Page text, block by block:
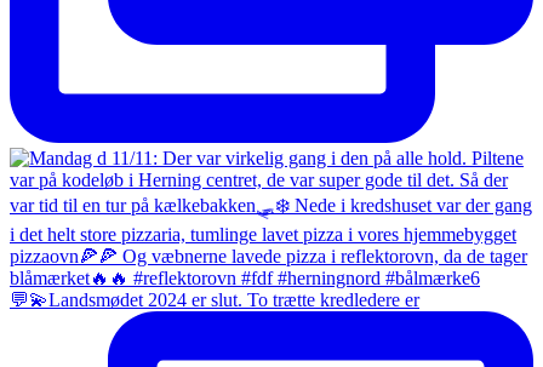
💬💫Landsmødet 2024 er slut. To trætte kredledere er